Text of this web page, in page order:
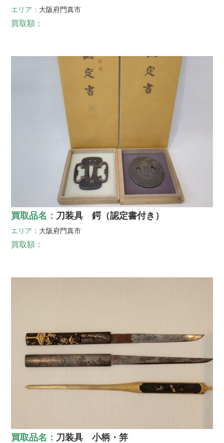
エリア： 大阪府門真市
買取額：
買取品名： 刀装具 鍔（認定書付き）
エリア： 大阪府門真市
買取額：
買取品名： 刀装具 小柄・笄